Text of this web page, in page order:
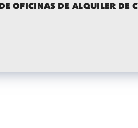
OFICINAS DE ALQUILER DE